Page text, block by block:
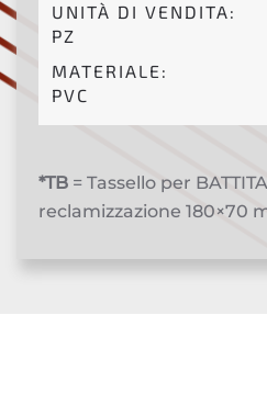
UNITÀ DI VENDITA:
PZ
MATERIALE:
PVC
*TB = Tassello per
reclamizzazione 180×70